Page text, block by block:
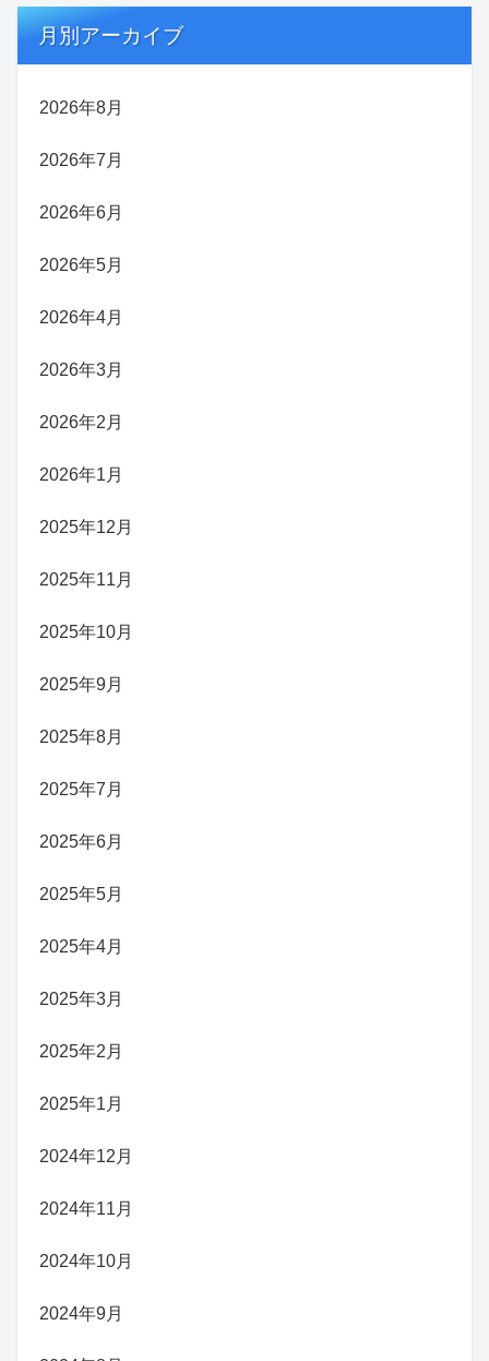
月別アーカイブ
2026年8月
2026年7月
2026年6月
2026年5月
2026年4月
2026年3月
2026年2月
2026年1月
2025年12月
2025年11月
2025年10月
2025年9月
2025年8月
2025年7月
2025年6月
2025年5月
2025年4月
2025年3月
2025年2月
2025年1月
2024年12月
2024年11月
2024年10月
2024年9月